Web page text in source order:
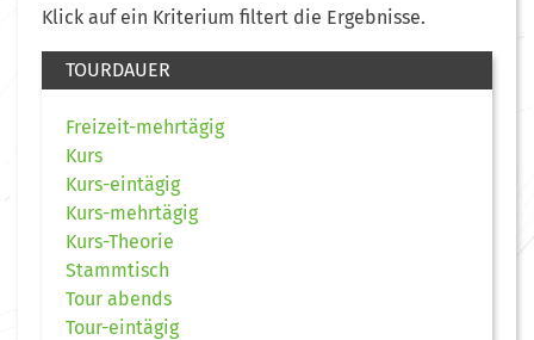
Klick auf ein Kriterium filtert die Ergebnisse.
TOURDAUER
Freizeit-mehrtägig
Kurs
Kurs-eintägig
Kurs-mehrtägig
Kurs-Theorie
Stammtisch
Tour abends
Tour-eintägig